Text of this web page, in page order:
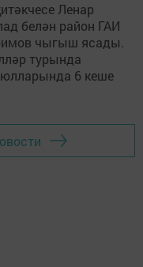
Ленар
белән район ГАИ
чыгыш ясады.
турында
6 кеше